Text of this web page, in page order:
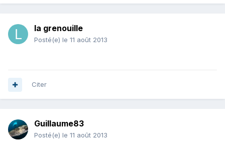
la grenouille
Posté(e) le 11 août 2013
Citer
Guillaume83
Posté(e) le 11 août 2013